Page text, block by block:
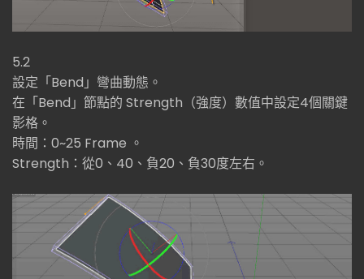
5.2
設定「Bend」彎曲動態。
在「Bend」節點的 Strength（強度）數值中設定4個關鍵
影格。
時間：0~25 Frame 。
Strength：從0、40、負20、負30度左右。